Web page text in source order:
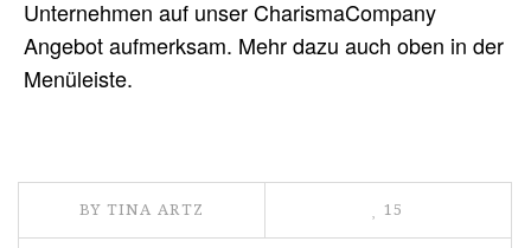
Unternehmen auf unser CharismaCompany
Angebot aufmerksam. Mehr dazu auch oben in der
Menüleiste.
BY TINA ARTZ 15